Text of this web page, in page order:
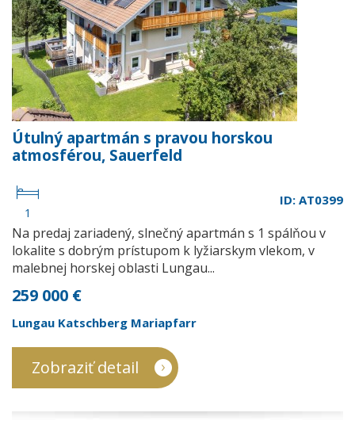
Útulný apartmán s pravou horskou
atmosférou, Sauerfeld
1
ID: AT0399
Na predaj zariadený, slnečný apartmán s 1 spálňou v
lokalite s dobrým prístupom k lyžiarskym vlekom, v
malebnej horskej oblasti Lungau...
259 000 €
Lungau Katschberg Mariapfarr
Zobraziť detail